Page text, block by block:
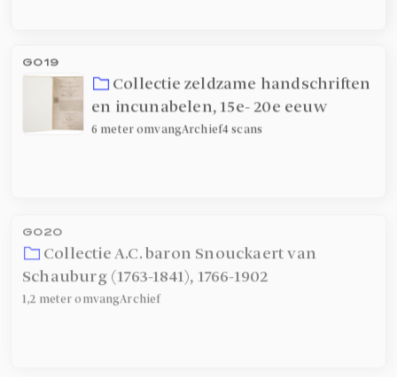
Collectie zeldzame handschriften
en incunabelen,15e- 20e eeuw
Archief
Collectie A.C. baron Snouckaert van
Schauburg (1763-1841),1766-1902
1,2 meteromvangArchief